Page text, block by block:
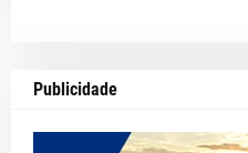
Publicidade